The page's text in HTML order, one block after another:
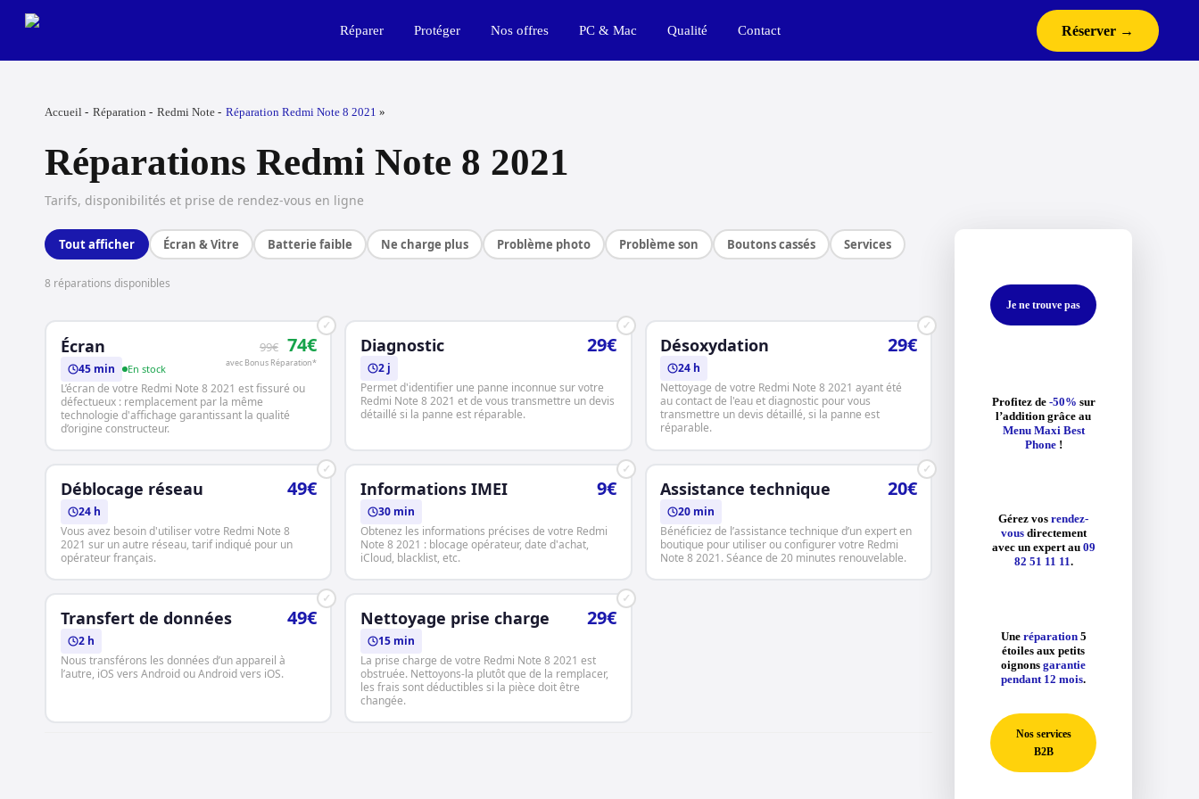
Réparer Protéger Nos offres PC & Mac Qualité Contact Réserver →
Accueil Réparation Redmi Note Réparation Redmi Note 8 2021
Réparations Redmi Note 8 2021
Tarifs, disponibilités et prise de rendez-vous en ligne
Tout afficher Écran & Vitre Batterie faible Ne charge plus Problème photo Problème son Boutons cassés Services
8 réparations disponibles
✓
Écran 99€ 74€
avec Bonus Réparation*
45 min En stock
L’écran de votre Redmi Note 8 2021 est fissuré ou
défectueux : remplacement par la même
technologie d'affichage garantissant la qualité
d’origine constructeur.
✓
Diagnostic 29€
2 j
Permet d'identifier une panne inconnue sur votre
Redmi Note 8 2021 et de vous transmettre un devis
détaillé si la panne est réparable.
✓
Désoxydation 29€
24 h
Nettoyage de votre Redmi Note 8 2021 ayant été
au contact de l'eau et diagnostic pour vous
transmettre un devis détaillé, si la panne est
réparable.
✓
Déblocage réseau 49€
24 h
Vous avez besoin d'utiliser votre Redmi Note 8
2021 sur un autre réseau, tarif indiqué pour un
opérateur français.
✓
Informations IMEI 9€
30 min
Obtenez les informations précises de votre Redmi
Note 8 2021 : blocage opérateur, date d'achat,
iCloud, blacklist, etc.
✓
Assistance technique 20€
20 min
Bénéficiez de l’assistance technique d’un expert en
boutique pour utiliser ou configurer votre Redmi
Note 8 2021. Séance de 20 minutes renouvelable.
✓
Transfert de données 49€
2 h
Nous transférons les données d’un appareil à
l’autre, iOS vers Android ou Android vers iOS.
✓
Nettoyage prise charge 29€
15 min
La prise charge de votre Redmi Note 8 2021 est
obstruée. Nettoyons-la plutôt que de la remplacer,
les frais sont déductibles si la pièce doit être
changée.
Je ne trouve pas
Profitez de -50% sur
l’addition grâce au
Menu Maxi Best
Phone!
Gérez vosrendez-
vousdirectement
avec un expert au 09
82 51 11 11.
Une réparation5
étoiles aux petits
oignonsgarantie
pendant 12 mois.
Nos services
B2B